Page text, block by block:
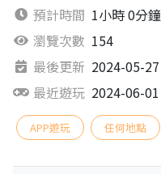
預計時間 1小時 0分鐘
瀏覽次數 154
最後更新 2024-05-27
最近遊玩 2024-06-01
APP遊玩 任何地點